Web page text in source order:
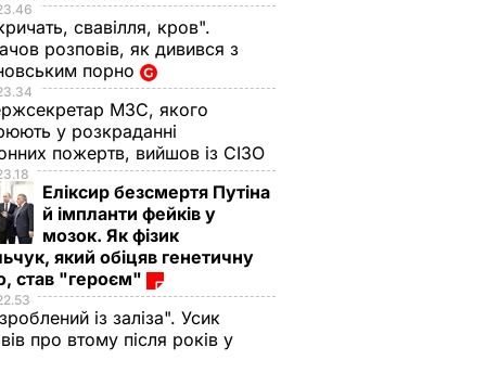
свавілля, кров".
розповів, як дивився з
порно
МЗС, якого
у розкраданні
пожертв, вийшов із СІЗО
Еліксир безсмертя Путіна
й імпланти фейків у
мозок. Як фізик
який обіцяв генетичну
став "героєм"
із заліза". Усик
про втому після років у